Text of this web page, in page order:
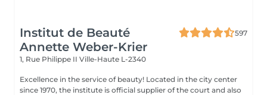
Institut de Beauté
Annette Weber-Krier
597
1, Rue Philippe II Ville-Haute L-2340
Excellence in the service of beauty! Located in the city center
since 1970, the institute is official supplier of the court and also